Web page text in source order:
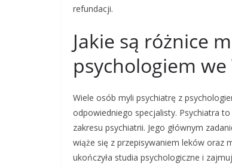
refundacji.
Jakie są różnice
psychologiem we
Wiele osób myli psychiatrę z
odpowiedniego specjalisty. Psychiatra
zakresu psychiatrii. Jego głównym
wiąże się z przepisywaniem leków oraz
ukończyła studia psychologiczne i